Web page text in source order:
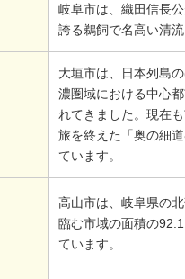
岐阜市は、織田信長
誇る鵜飼で名高い清
大垣市は、日本列島
濃圏域における中心
れてきました。現在
旅を終えた「奥の細
ています。
高山市は、岐阜県の
臨む市域の面積の
ています。